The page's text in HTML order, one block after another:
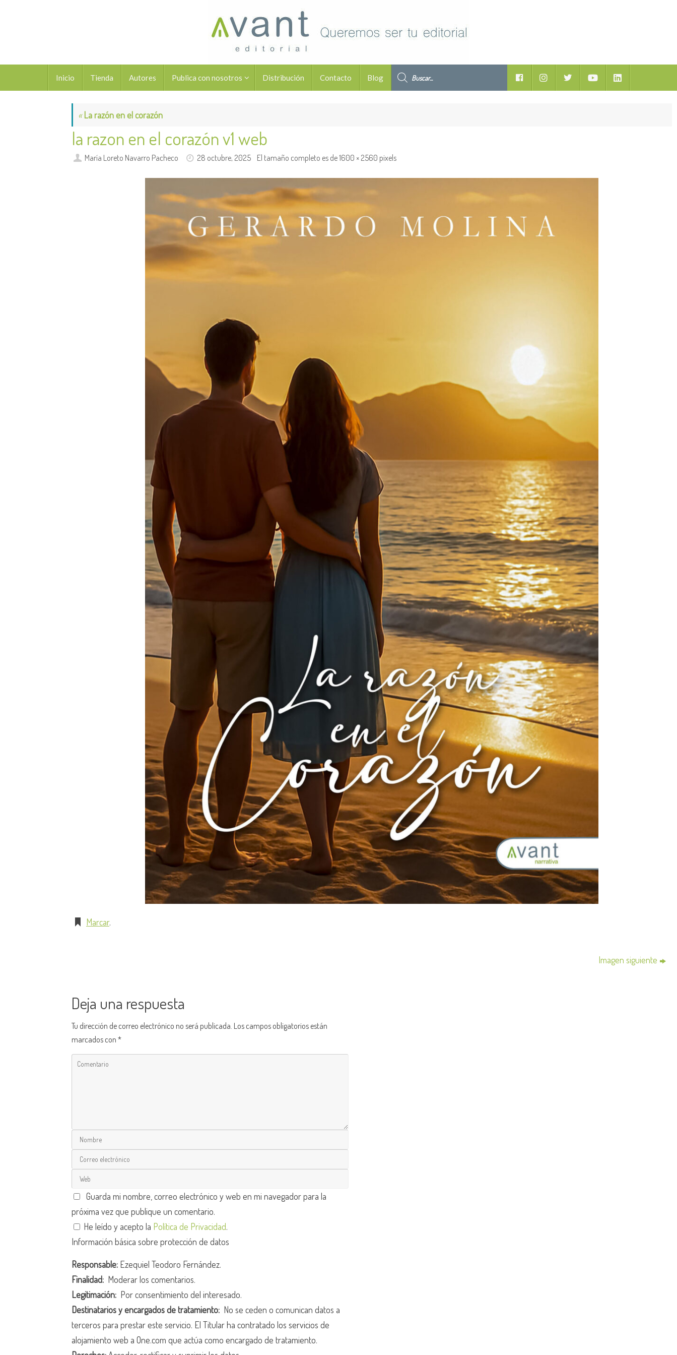
contenido
Inicio Tienda Autores Publica con nosotros Distribución Contacto Blog
Facebook YoutubeLinkedIn
«La razón en el corazón
la razon en el corazón v1 web
María Loreto Navarro Pacheco 28 octubre, 2025 El tamaño completo es de1600 × 2560 pixels
Marcar.
Imagen siguiente
Deja una respuesta
Tu dirección de correo electrónico no será publicada. Los campos obligatorios están
marcados con*
Guarda mi nombre, correo electrónico y web en mi navegador para la
próxima vez que publique un comentario.
He leído y acepto la Política de Privacidad.
Información básica sobre protección de datos
Responsable: Ezequiel Teodoro Fernández.
Finalidad: Moderar los comentarios.
Legitimación: Por consentimiento del interesado.
Destinatarios y encargados de tratamiento: No se ceden o comunican datos a
terceros para prestar este servicio. El Titular ha contratado los servicios de
alojamiento web a One.com que actúa como encargado de tratamiento.